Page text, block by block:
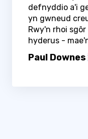
defnyddio a'i
yn gwneud
Rwy'n rhoi sgôr
hyderus -
Paul Downes